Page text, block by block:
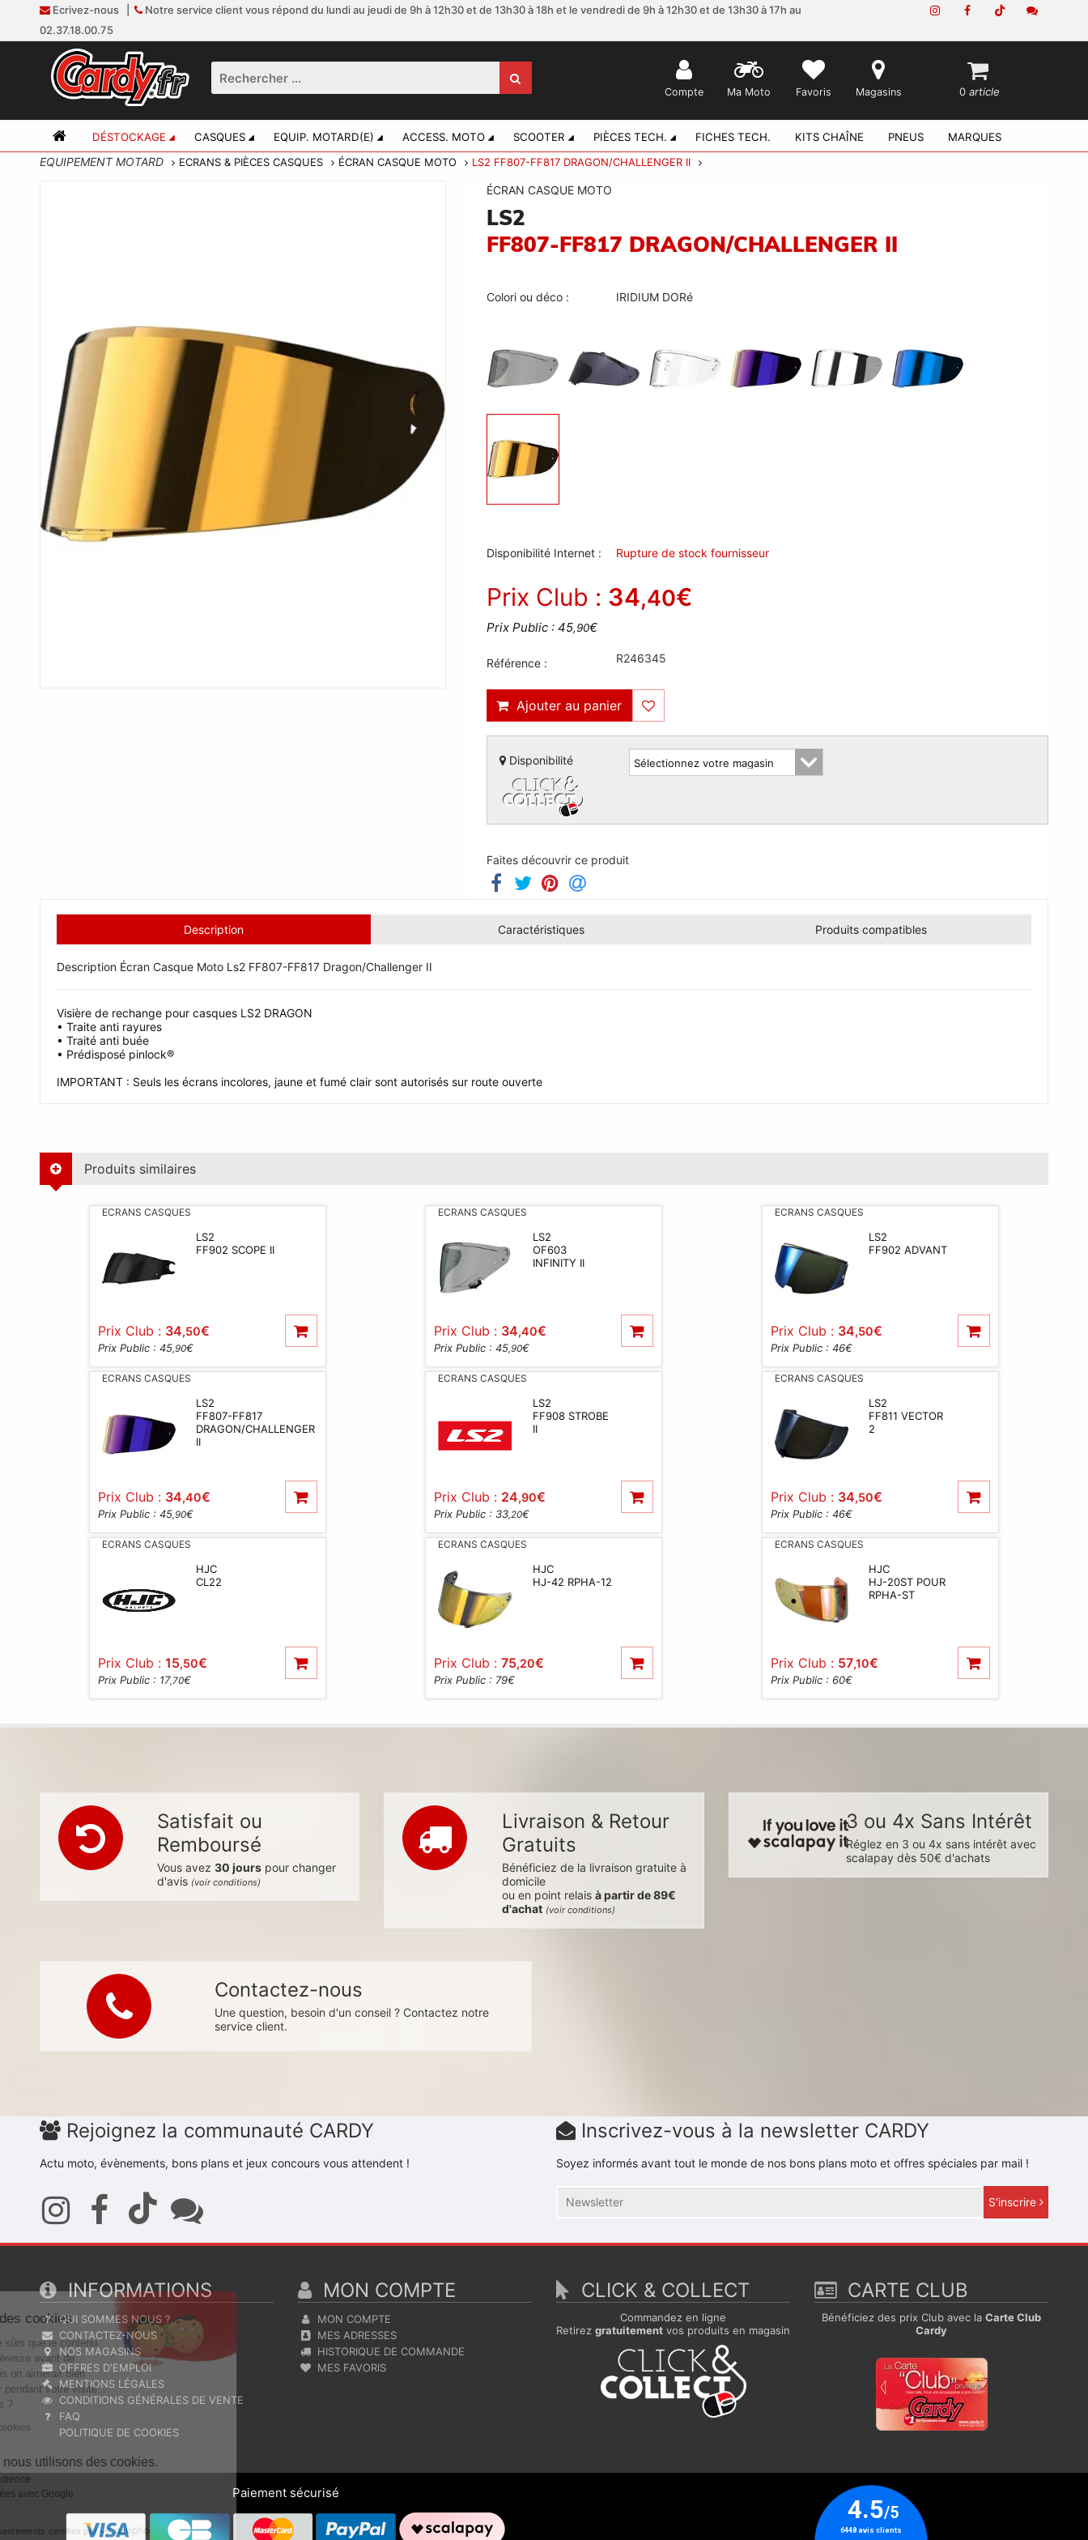
Ecrivez-nous
Notre service client vous répond du lundi au jeudi de 9h à 12h30 et de 13h30 à 18h et le vendredi de 9h à 12h30 et de 13h30 à 17h au
02.37.18.00.75
0 article
Magasins
Favoris
Ma Moto
Compte
DÉSTOCKAGE CASQUES EQUIP. MOTARD(E) ACCESS. MOTO SCOOTER PIÈCES TECH. FICHES TECH. KITS CHAÎNE PNEUS MARQUES
EQUIPEMENT MOTARD ECRANS & PIÈCES CASQUES ÉCRAN CASQUE MOTO LS2 FF807-FF817 DRAGON/CHALLENGER II
ÉCRAN CASQUE MOTO
LS2
FF807-FF817 DRAGON/CHALLENGER II
Colori ou déco : IRIDIUM DORé
Disponibilité Internet : Rupture de stock fournisseur
Prix Club : 34,40€
Prix Public : 45,90€
Référence : R246345
Ajouter au panier
Disponibilité
Faites découvrir ce produit
Description Caractéristiques Produits compatibles
Description Écran Casque Moto Ls2 FF807-FF817 Dragon/Challenger II
Visière de rechange pour casques LS2 DRAGON
• Traite anti rayures
• Traité anti buée
• Prédisposé pinlock®
IMPORTANT : Seuls les écrans incolores, jaune et fumé clair sont autorisés sur route ouverte
Produits similaires
ECRANS CASQUES
LS2
FF902 SCOPE II
Prix Club : 34,50€
Prix Public : 45,90€
ECRANS CASQUES
LS2
OF603
INFINITY II
Prix Club : 34,40€
Prix Public : 45,90€
ECRANS CASQUES
LS2
FF902 ADVANT
Prix Club : 34,50€
Prix Public : 46€
ECRANS CASQUES
LS2
FF807-FF817
DRAGON/CHALLENGER
II
Prix Club : 34,40€
Prix Public : 45,90€
ECRANS CASQUES
LS2
FF908 STROBE
II
Prix Club : 24,90€
Prix Public : 33,20€
ECRANS CASQUES
LS2
FF811 VECTOR
2
Prix Club : 34,50€
Prix Public : 46€
ECRANS CASQUES
HJC
CL22
Prix Club : 15,50€
Prix Public : 17,70€
ECRANS CASQUES
HJC
HJ-42 RPHA-12
Prix Club :75,20€
Prix Public : 79€
ECRANS CASQUES
HJC
HJ-20ST POUR
RPHA-ST
Prix Club : 57,10€
Prix Public : 60€
Satisfait ou
Remboursé
Vous avez30 jours pour changer
d'avis (voir conditions)
Livraison & Retour
Gratuits
Bénéficiez de la livraison gratuite à
domicile
ou en point relais à partir de 89€
d'achat (voir conditions)
3 ou 4x Sans Intérêt
Réglez en 3 ou 4x sans intérêt avec
scalapay dès 50€ d'achats
Contactez-nous
Une question, besoin d'un conseil ? Contactez notre
service client.
Rejoignez la communauté CARDY
Actu moto, évènements, bons plans et jeux concours vous attendent !
Inscrivez-vous à la newsletter CARDY
Soyez informés avant tout le monde de nos bons plans moto et offres spéciales par mail !
S'inscrire
INFORMATIONS
QUI SOMMES NOUS ?
CONTACTEZ-NOUS
NOS MAGASINS
OFFRES D'EMPLOI
MENTIONS LÉGALES
CONDITIONS GÉNÉRALES DE VENTE
FAQ
POLITIQUE DE COOKIES
MON COMPTE
MON COMPTE
MES ADRESSES
HISTORIQUE DE COMMANDE
MES FAVORIS
CLICK & COLLECT
Commandez en ligne
Retirezgratuitement vos produits en magasin
CARTE CLUB
Bénéficiez des prix Club avec laCarte Club
Cardy
Paiement sécurisé
Ce site utilise des cookies
On a attendu d'être sûrs que le contenu
de ce site vous intéresse avant de
vous déranger, mais on aimerait bien
vous accompagner pendant votre visite...
C'est OK pour vous ?
Lire la politique de cookies
Voici pourquoi nous utilisons des cookies.
Partage de données avec Google
Consentements certifiés par